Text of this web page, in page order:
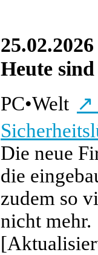
25.02.2026
Heute
PC•Welt ↗
Die neue
die
zudem so
nicht mehr.